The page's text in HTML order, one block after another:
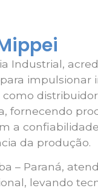
Industrial,
impulsionar
como
fornecendo
a
da produção.
– Paraná,
levando